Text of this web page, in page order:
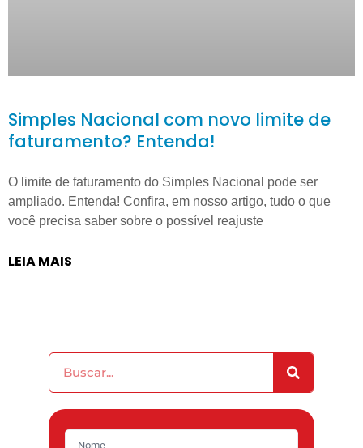
Simples Nacional com novo limite de
faturamento? Entenda!
O limite de faturamento do Simples Nacional pode ser
ampliado. Entenda! Confira, em nosso artigo, tudo o que
você precisa saber sobre o possível reajuste
LEIA MAIS